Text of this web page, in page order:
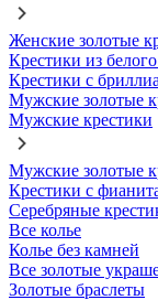
Женские золотые
Крестики из белого
Крестики с
Мужские золотые
Мужские крестики
Мужские золотые
Крестики с
Серебряные
Все колье
Колье без камней
Все золотые
Золотые браслеты